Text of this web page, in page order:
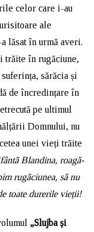
celor care i-au
ale
lăsat în urmă averi.
trăite în rugăciune,
sărăcia și
de încredințare în
pe ultimul
Domnului, nu
unei vieți trăite
Blandina, roagă-
rugăciunea, să nu
toate durerile vieții!
„Slujba și